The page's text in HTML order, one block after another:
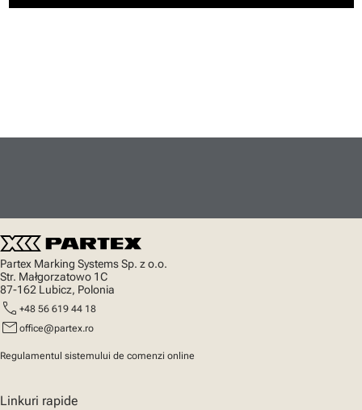
Partex Marking Systems Sp. z o.o.
Str. Małgorzatowo 1C
87-162 Lubicz, Polonia
call +48 56 619 44 18
mail office@partex.ro
Regulamentul sistemului de comenzi online
Linkuri rapide